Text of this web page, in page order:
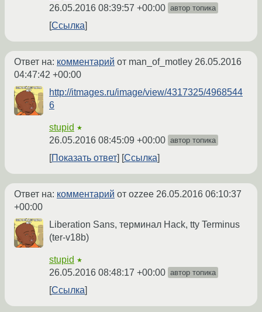
26.05.2016 08:39:57 +00:00 автор топика
Ссылка
Ответ на: комментарий от man_of_motley 26.05.2016
04:47:42 +00:00
http://itmages.ru/image/view/4317325/4968544
6
stupid ★
26.05.2016 08:45:09 +00:00 автор топика
Показать ответ Ссылка
Ответ на: комментарий от ozzee 26.05.2016 06:10:37
+00:00
Liberation Sans, терминал Hack, tty Terminus
(ter-v18b)
stupid ★
26.05.2016 08:48:17 +00:00 автор топика
Ссылка